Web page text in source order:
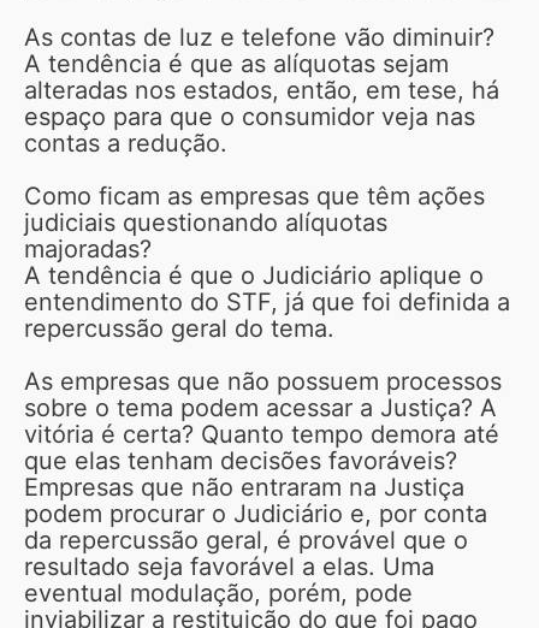
As contas de luz e telefone vão diminuir?
A tendência é que as alíquotas sejam
alteradas nos estados, então, em tese, há
espaço para que o consumidor veja nas
contas a redução.
Como ficam as empresas que têm ações
judiciais questionando alíquotas
majoradas?
A tendência é que o Judiciário aplique o
entendimento do STF, já que foi definida a
repercussão geral do tema.
As empresas que não possuem processos
sobre o tema podem acessar a Justiça? A
vitória é certa? Quanto tempo demora até
que elas tenham decisões favoráveis?
Empresas que não entraram na Justiça
podem procurar o Judiciário e, por conta
da repercussão geral, é provável que o
resultado seja favorável a elas. Uma
eventual modulação, porém, pode
inviabilizar a restituição do que foi pago